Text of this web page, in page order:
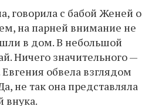
говорила с бабой Женей о
на парней внимание не
в дом. В небольшой
Ничего значительного —
обвела взглядом
не так она представляла
внука.